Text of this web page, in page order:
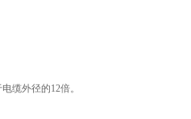
缆外径的12倍。